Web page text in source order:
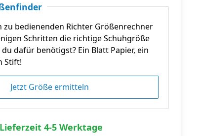
zu bedienenden Richter Größenrechner
Schritten die richtige Schuhgröße
dafür benötigst? Ein Blatt Papier, ein
Stift!
Jetzt Größe ermitteln
4-5 Werktage